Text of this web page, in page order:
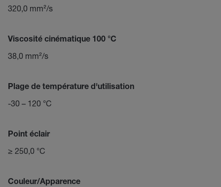
320,0 mm²/s
Viscosité cinématique 100 °C
38,0 mm²/s
Plage de température d'utilisation
-30 – 120 °C
Point éclair
≥ 250,0 °C
Couleur/Apparence